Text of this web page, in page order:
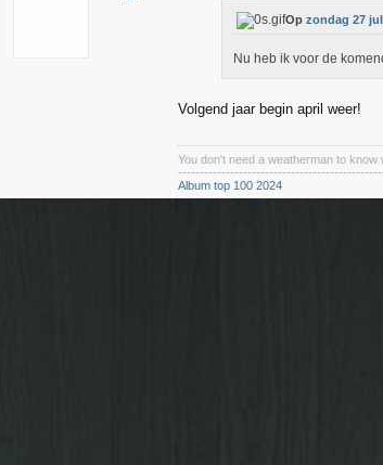
Op zondag 27
Nu heb ik voor de
Volgend jaar begin april weer!
You don't need a weatherman to know
Album top 100 2024